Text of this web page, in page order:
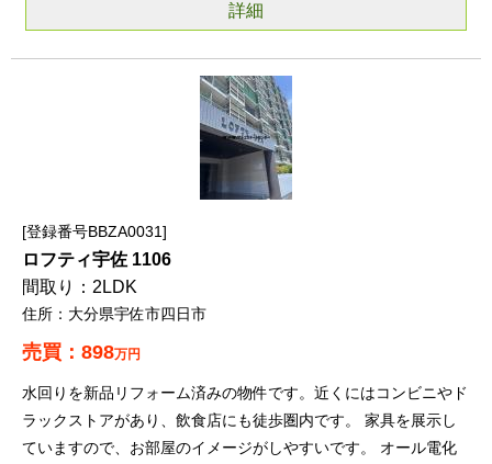
詳細
登録番号BBZA0031
ロフティ宇佐 1106
2LDK
大分県宇佐市四日市
898万円
水回りを新品リフォーム済みの物件です。近くにはコンビニやド
ラックストアがあり、飲食店にも徒歩圏内です。 家具を展示し
ていますので、お部屋のイメージがしやすいです。 オール電化